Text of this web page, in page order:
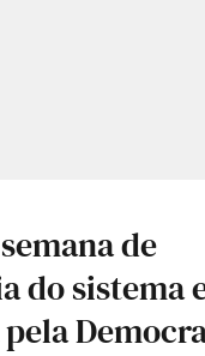
de
do sistema